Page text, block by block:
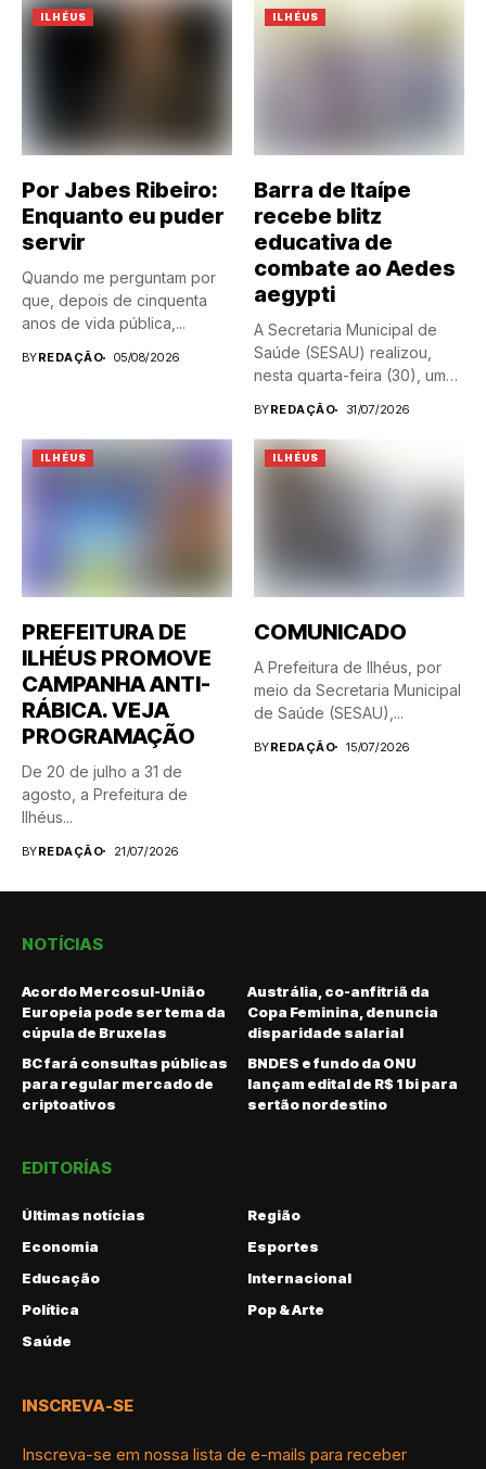
ILHÉUS
Por Jabes Ribeiro:
Enquanto eu puder
servir
Quando me perguntam por
que, depois de cinquenta
anos de vida pública,...
BYREDAÇÃO 05/08/2026
ILHÉUS
Barra de Itaípe
recebe blitz
educativa de
combate ao Aedes
aegypti
A Secretaria Municipal de
Saúde (SESAU) realizou,
nesta quarta-feira (30), uma
BYREDAÇÃO 31/07/2026
ILHÉUS
PREFEITURA DE
ILHÉUS PROMOVE
CAMPANHA ANTI-
RÁBICA. VEJA
PROGRAMAÇÃO
De 20 de julho a 31 de
agosto, a Prefeitura de
Ilhéus...
BYREDAÇÃO 21/07/2026
ILHÉUS
COMUNICADO
A Prefeitura de Ilhéus, por
meio da Secretaria Municipal
de Saúde (SESAU),...
BYREDAÇÃO 15/07/2026
NOTÍCIAS
Acordo Mercosul-União
Europeia pode ser tema da
cúpula de Bruxelas
Austrália, co-anfitriã da
Copa Feminina, denuncia
disparidade salarial
BC fará consultas públicas
para regular mercado de
criptoativos
BNDES e fundo da ONU
lançam edital de R$ 1 bi para
sertão nordestino
EDITORÍAS
Últimas notícias
Região
Economia
Esportes
Educação
Internacional
Política
Pop & Arte
Saúde
INSCREVA-SE
Inscreva-se em nossa lista de e-mails para receber